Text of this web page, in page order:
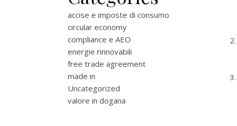
accise e imposte di consumo
circular economy
compliance e AEO
energie rinnovabili
free trade agreement
made in
Uncategorized
valore in dogana